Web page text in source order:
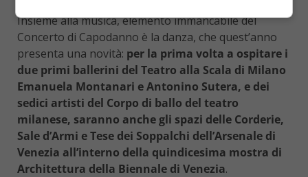
Insieme alla musica, elemento immancabile del
Concerto di Capodanno è la danza, che quest’anno
presenta una novità: per la prima volta a ospitare i
due primi ballerini del Teatro alla Scala di Milano
Emanuela Montanari e Antonino Sutera, e dei
sedici artisti del Corpo di ballo del teatro
milanese, saranno anche gli spazi delle Corderie,
Sale d’Armi e Tese dei Soppalchi dell’Arsenale di
Venezia all’interno della quindicesima mostra di
Architettura della Biennale di Venezia.